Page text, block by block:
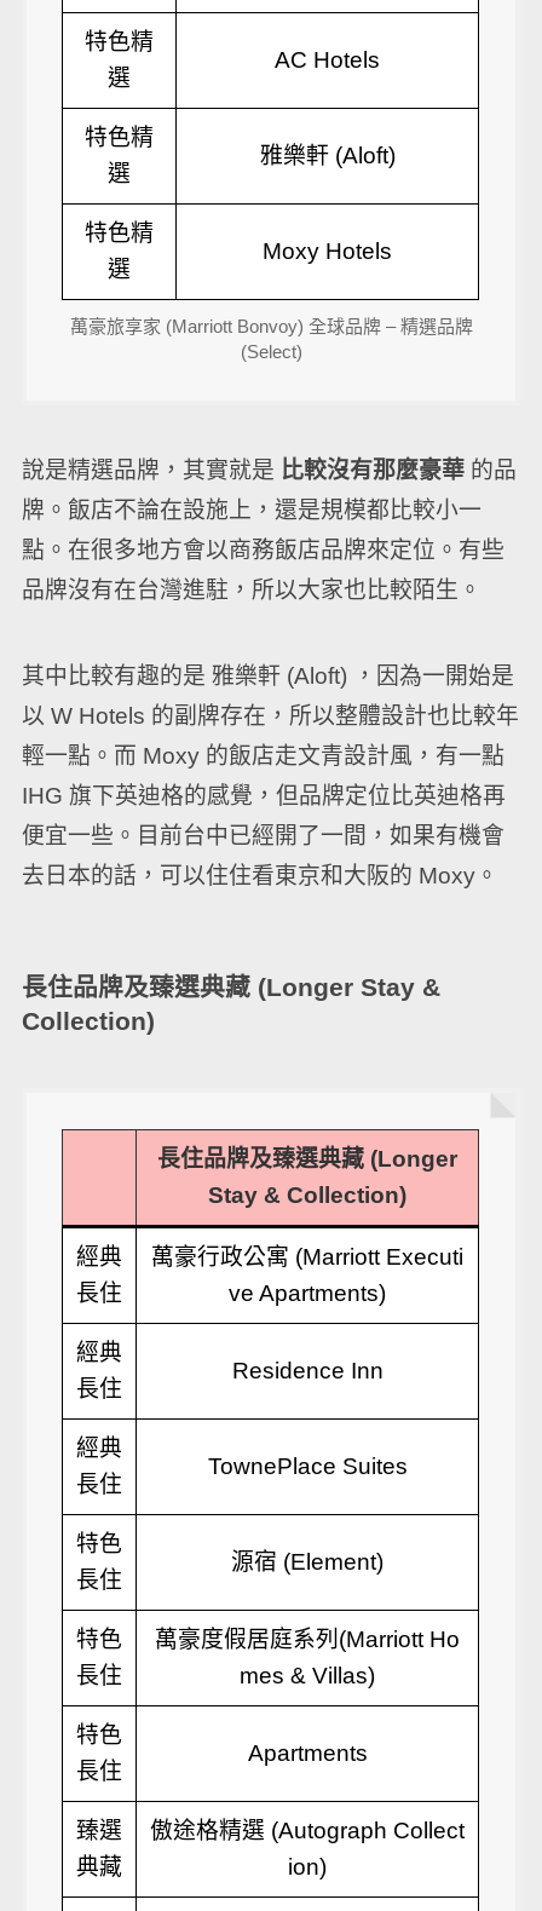
特色精
選
AC Hotels
特色精
選
雅樂軒 (Aloft)
特色精
選
Moxy Hotels
萬豪旅享家 (Marriott Bonvoy) 全球品牌 – 精選品牌
(Select)
說是精選品牌，其實就是 比較沒有那麼豪華的品
牌。飯店不論在設施上，還是規模都比較小一
點。在很多地方會以商務飯店品牌來定位。有些
品牌沒有在台灣進駐，所以大家也比較陌生。
其中比較有趣的是 雅樂軒 (Aloft) ，因為一開始是
以 W Hotels 的副牌存在，所以整體設計也比較年
輕一點。而 Moxy 的飯店走文青設計風，有一點
IHG 旗下英迪格的感覺，但品牌定位比英迪格再
便宜一些。目前台中已經開了一間，如果有機會
去日本的話，可以住住看東京和大阪的 Moxy。
長住品牌及臻選典藏 (Longer Stay &
Collection)
長住品牌及臻選典藏 (Longer
Stay & Collection)
經典
長住
萬豪行政公寓 (Marriott Executi
ve Apartments)
經典
長住
Residence Inn
經典
長住
TownePlace Suites
特色
長住
源宿 (Element)
特色
長住
萬豪度假居庭系列(Marriott Ho
mes & Villas)
特色
長住
Apartments
臻選
典藏
傲途格精選 (Autograph Collect
ion)